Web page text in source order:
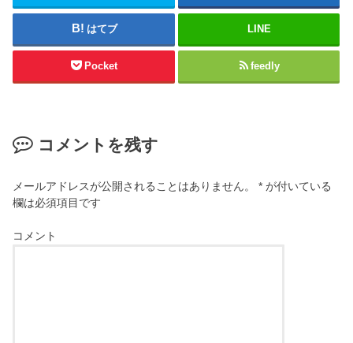
はてブ LINE
Pocket feedly
コメントを残す
メールアドレスが公開されることはありません。 * が付いている
欄は必須項目です
コメント